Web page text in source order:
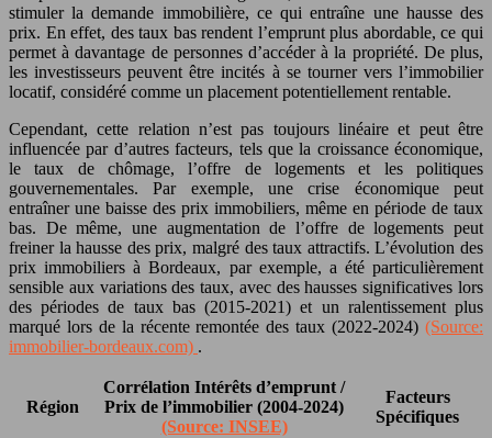
stimuler la demande immobilière, ce qui entraîne une hausse des
prix. En effet, des taux bas rendent l’emprunt plus abordable, ce qui
permet à davantage de personnes d’accéder à la propriété. De plus,
les investisseurs peuvent être incités à se tourner vers l’immobilier
locatif, considéré comme un placement potentiellement rentable.
Cependant, cette relation n’est pas toujours linéaire et peut être
influencée par d’autres facteurs, tels que la croissance économique,
le taux de chômage, l’offre de logements et les politiques
gouvernementales. Par exemple, une crise économique peut
entraîner une baisse des prix immobiliers, même en période de taux
bas. De même, une augmentation de l’offre de logements peut
freiner la hausse des prix, malgré des taux attractifs. L’évolution des
prix immobiliers à Bordeaux, par exemple, a été particulièrement
sensible aux variations des taux, avec des hausses significatives lors
des périodes de taux bas (2015-2021) et un ralentissement plus
marqué lors de la récente remontée des taux (2022-2024) (Source:
immobilier-bordeaux.com) .
Région
Corrélation Intérêts d’emprunt /
Prix de l’immobilier (2004-2024)
(Source: INSEE)
Facteurs
Spécifiques